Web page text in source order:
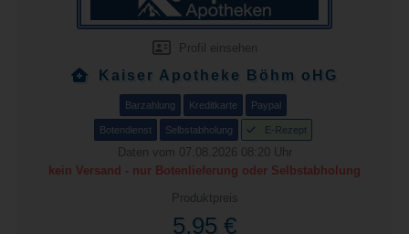
Profil einsehen
Kaiser Apotheke Böhm oHG
Barzahlung Kreditkarte Paypal
Botendienst Selbstabholung E-Rezept
Daten vom 07.08.2026 08:20 Uhr
kein Versand - nur Botenlieferung oder Selbstabholung
Produktpreis
5,95 €